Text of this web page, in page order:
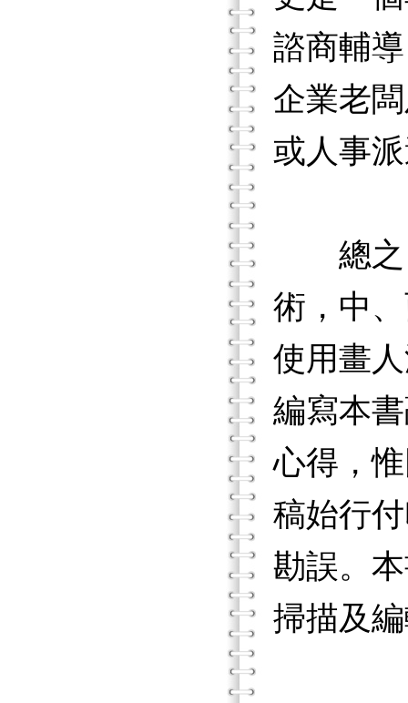
諮商輔
企業老
或人事
總之，
術，中
使用畫
編寫本
心得，
稿始行
勘誤。
掃描及